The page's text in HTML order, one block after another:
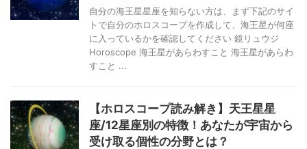
自分の海王星星座を知らない方は、まず下記のサイ
トで自分のホロスコープを作成して、海王星が何座
に入っているかを確認してください 鏡リュウジ
Horoscope 海王星があらわすこと 海王星があらわ
すこと ...
【ホロスコープ読み解き】天王星星
座/12星座別の特徴！あなたが宇宙から
受け取る個性の分野とは？